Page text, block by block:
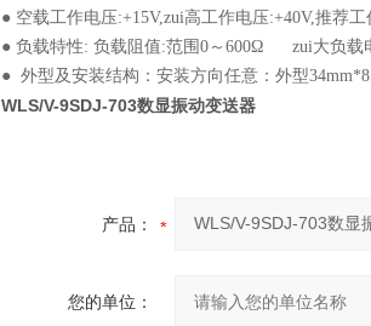
● 空载工作电压:+15V,zui高工作电压:+40V,推荐
● 负载特性: 负载阻值:范围0～600Ω zui大负载
● 外型及安装结构：安装方向任意：外型
WLS/V-9SDJ-703数显振动变送器
产品：
您的单位：